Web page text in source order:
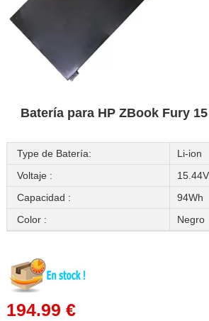
Batería para HP ZBook Fury
Type de Batería:
Li-ion
Voltaje :
15.44V
Capacidad :
94Wh
Color :
Negro
194.99 €